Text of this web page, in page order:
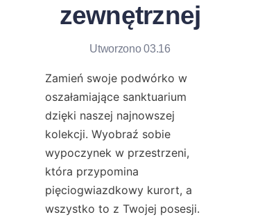
zewnętrznej
Utworzono 03.16
Zamień swoje podwórko w
oszałamiające sanktuarium
dzięki naszej najnowszej
kolekcji. Wyobraź sobie
wypoczynek w przestrzeni,
która przypomina
pięciogwiazdkowy kurort, a
wszystko to z Twojej posesji.